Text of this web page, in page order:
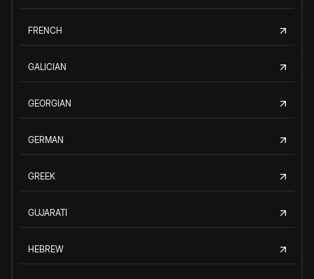
FRENCH
GALICIAN
GEORGIAN
GERMAN
GREEK
GUJARATI
HEBREW